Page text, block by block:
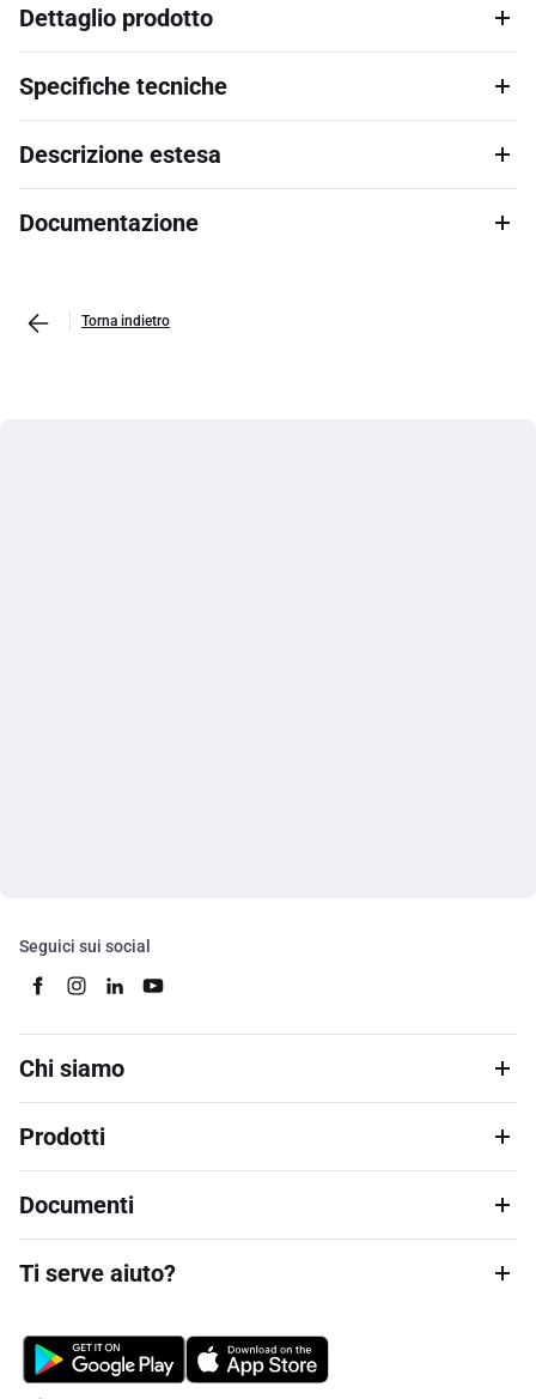
Dettaglio prodotto
Specifiche tecniche
Descrizione estesa
Documentazione
Torna indietro
Seguici sui social
Chi siamo
Prodotti
Documenti
Ti serve aiuto?